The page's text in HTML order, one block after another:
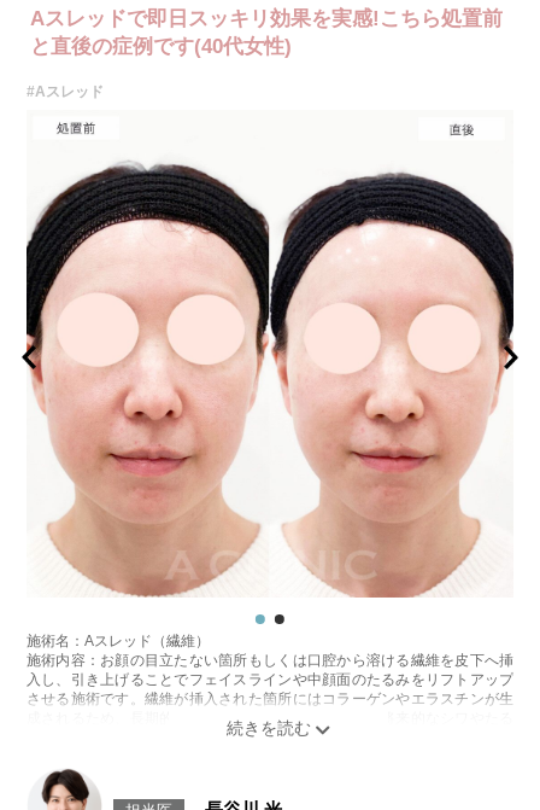
Aスレッドで即日スッキリ効果を実感!こちら処置前
と直後の症例です(40代女性)
#Aスレッド
施術名：Aスレッド（繊維）
施術内容：お顔の目立たない箇所もしくは口腔から溶ける繊維を皮下へ挿
入し、引き上げることでフェイスラインや中顔面のたるみをリフトアップ
させる施術です。繊維が挿入された箇所にはコラーゲンやエラスチンが生
成されるため、長期的な美肌効果、肌質の改善効果、将来的なシワやたる
みの予防効果が期待できます。
リスク、副作用：腫れ、内出血、疼痛、頭痛、引き攣れ感などが生じるこ
とがございます。また、稀ではありますが、施術部位の細菌感染症、皮膚